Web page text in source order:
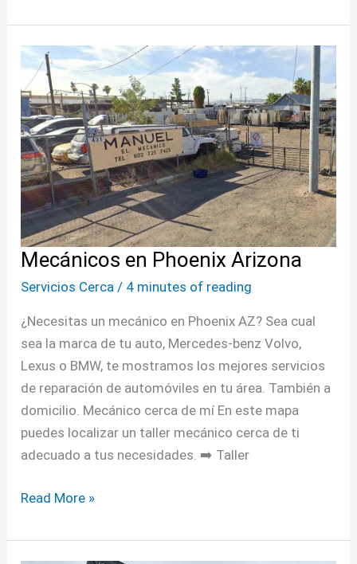
Mecánicos en Phoenix Arizona
Servicios Cerca / 4 minutes of reading
¿Necesitas un mecánico en Phoenix AZ? Sea cual
sea la marca de tu auto, Mercedes-benz Volvo,
Lexus o BMW, te mostramos los mejores servicios
de reparación de automóviles en tu área. También a
domicilio. Mecánico cerca de mí En este mapa
puedes localizar un taller mecánico cerca de ti
adecuado a tus necesidades. ➡️ Taller
en
Phoenix
Arizona
Read More »